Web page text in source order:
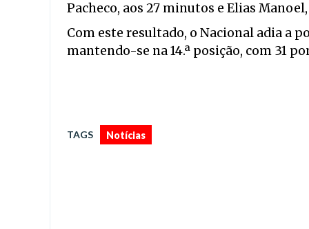
Pacheco, aos 27 minutos e Elias Manoel,
Com este resultado, o Nacional adia a
mantendo-se na 14.ª posição, com 31
TAGS Notícias